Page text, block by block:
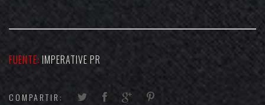
FUENTE: IMPERATIVE PR
COMPARTIR: